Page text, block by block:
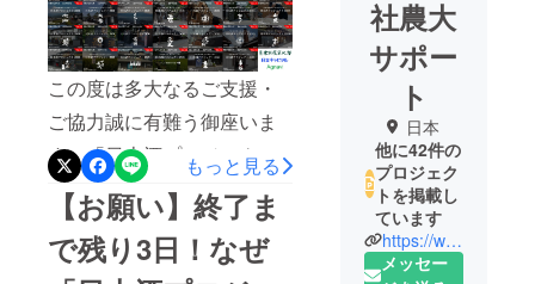
この度は多大なるご支援・
ご協力誠に有難う御座いま
す。「日本酒プロジェクト
2020」は、10月26日（月）
23:59をもって終了いたしま
す。残り僅かでは御座いま
もっと見る
【お願い】終了ま
で残り3日！なぜ
社農大
サポー
ト
日本
他に42件の
プロジェク
トを掲載し
ています
https://www.facebook.com/sakagura2020/?modal=admin_todo_tour
メッセー